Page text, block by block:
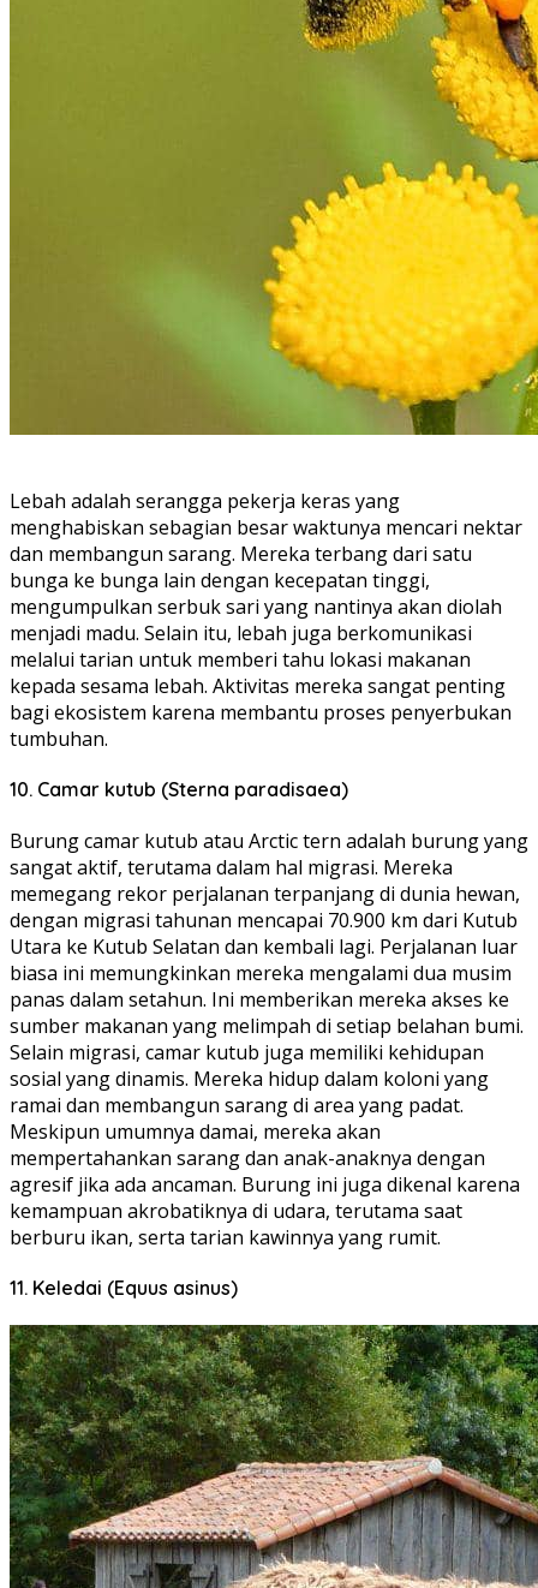
Lebah adalah serangga pekerja keras yang
menghabiskan sebagian besar waktunya mencari nektar
dan membangun sarang. Mereka terbang dari satu
bunga ke bunga lain dengan kecepatan tinggi,
mengumpulkan serbuk sari yang nantinya akan diolah
menjadi madu. Selain itu, lebah juga berkomunikasi
melalui tarian untuk memberi tahu lokasi makanan
kepada sesama lebah. Aktivitas mereka sangat penting
bagi ekosistem karena membantu proses penyerbukan
tumbuhan.
10. Camar kutub (Sterna paradisaea)
Burung camar kutub atau Arctic tern adalah burung yang
sangat aktif, terutama dalam hal migrasi. Mereka
memegang rekor perjalanan terpanjang di dunia hewan,
dengan migrasi tahunan mencapai 70.900 km dari Kutub
Utara ke Kutub Selatan dan kembali lagi. Perjalanan luar
biasa ini memungkinkan mereka mengalami dua musim
panas dalam setahun. Ini memberikan mereka akses ke
sumber makanan yang melimpah di setiap belahan bumi.
Selain migrasi, camar kutub juga memiliki kehidupan
sosial yang dinamis. Mereka hidup dalam koloni yang
ramai dan membangun sarang di area yang padat.
Meskipun umumnya damai, mereka akan
mempertahankan sarang dan anak-anaknya dengan
agresif jika ada ancaman. Burung ini juga dikenal karena
kemampuan akrobatiknya di udara, terutama saat
berburu ikan, serta tarian kawinnya yang rumit.
11. Keledai (Equus asinus)